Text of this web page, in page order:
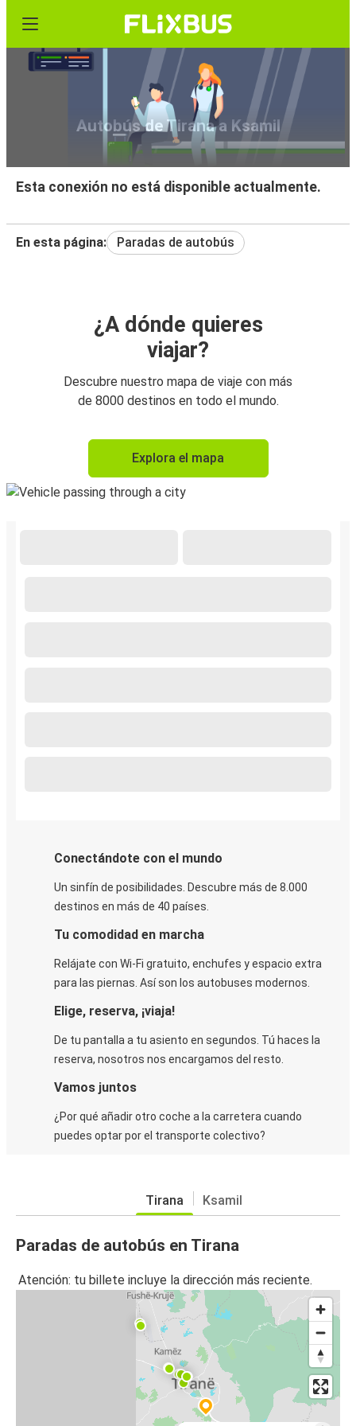
Autobús de Tirana a Ksamil
Esta conexión no está disponible actualmente.
En esta página: Paradas de autobús
¿A dónde quieres
viajar?
Descubre nuestro mapa de viaje con más
de 8000 destinos en todo el mundo.
Explora el mapa
Conectándote con el mundo
Un sinfín de posibilidades. Descubre más de 8.000
destinos en más de 40 países.
Tu comodidad en marcha
Relájate con Wi-Fi gratuito, enchufes y espacio extra
para las piernas. Así son los autobuses modernos.
Elige, reserva, ¡viaja!
De tu pantalla a tu asiento en segundos. Tú haces la
reserva, nosotros nos encargamos del resto.
Vamos juntos
¿Por qué añadir otro coche a la carretera cuando
puedes optar por el transporte colectivo?
Tirana Ksamil
Paradas de autobús en Tirana
Atención: tu billete incluye la dirección más reciente.